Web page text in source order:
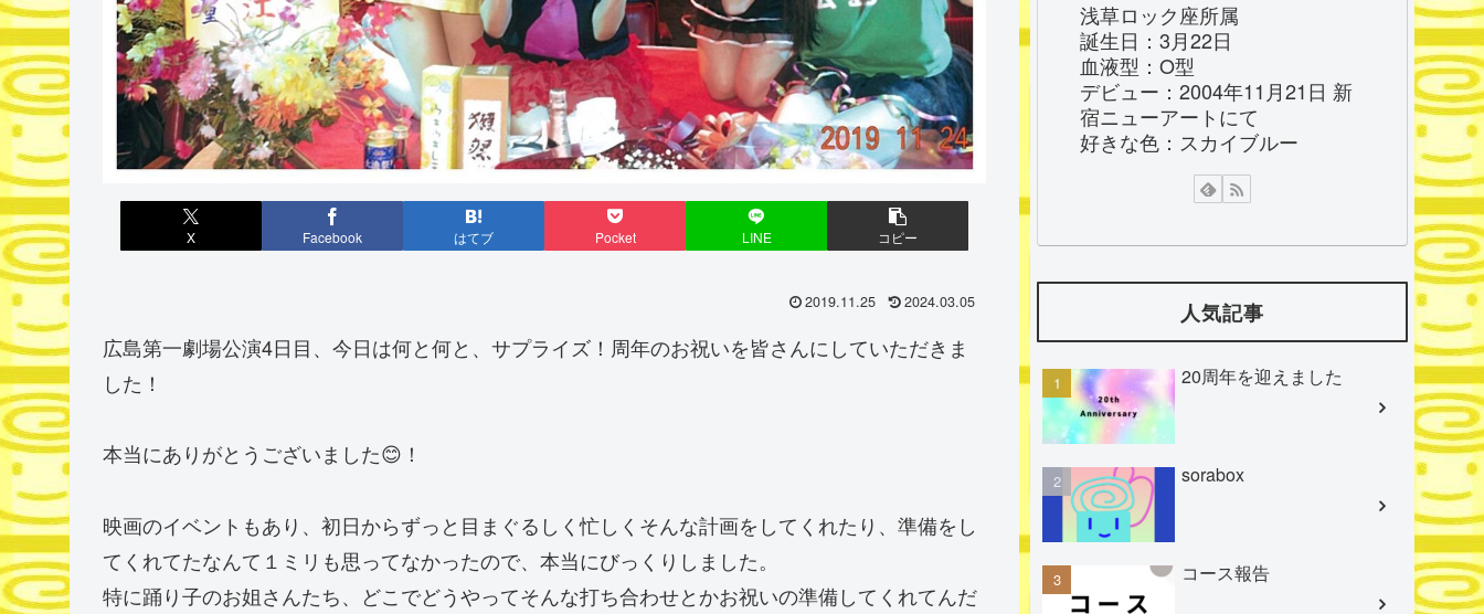
X Facebook はてブ Pocket LINE コピー
2019.11.25 2024.03.05
広島第一劇場公演4日目、今日は何と何と、サプライズ！周年のお祝いを皆さんにしていただきま
した！
本当にありがとうございました😊！
映画のイベントもあり、初日からずっと目まぐるしく忙しくそんな計画をしてくれたり、準備をし
てくれてたなんて１ミリも思ってなかったので、本当にびっくりしました。
特に踊り子のお姐さんたち、どこでどうやってそんな打ち合わせとかお祝いの準備してくれてんだ
浅草ロック座所属
誕生日：3月22日
血液型：O型
デビュー：2004年11月21日 新
宿ニューアートにて
好きな色：スカイブルー
人気記事
20周年を迎えました
sorabox
コース報告